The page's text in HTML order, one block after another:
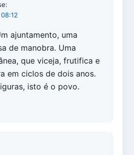
ajuntamento, uma
de manobra. Uma
que viceja, frutifica e
em ciclos de dois anos.
isto é o povo.